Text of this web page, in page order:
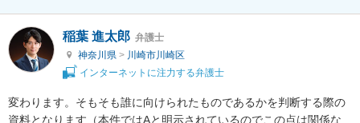
稲葉 進太郎 弁護士
神奈川県 > 川崎市川崎区
インターネットに注力する弁護士
変わります。そもそも誰に向けられたものであるかを判断する際の
資料となります（本件ではAと明示されているのでこの点は関係な